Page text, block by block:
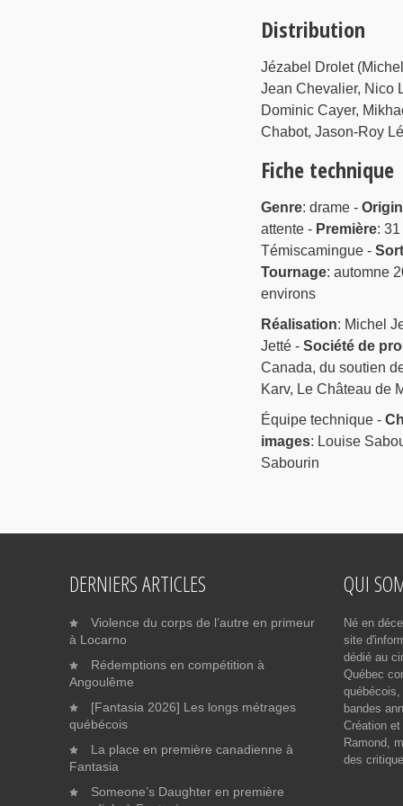
Distribution
Jézabel Drolet
Jean Chevalier, Nico
Dominic Cayer,
Chabot, Jason-Roy
Fiche technique
Genre: drame -
attente - Première:
Témiscamingue -
Tournage: automne
environs
Réalisation: Michel
Jetté - Société de
Canada, du soutien
Karv, Le Château de
Équipe technique -
images: Louise
Sabourin
DERNIERS ARTICLES
Violence du corps de l’autre en primeur
à Locarno
Rédemptions en compétition à
Angoulême
[Fantasia 2026] Les longs métrages
québécois
La place en première canadienne à
Fantasia
Someone’s Daughter en première
QUI
Né en
site
dédié au
Québec
bandes
Création
Ramond,
des